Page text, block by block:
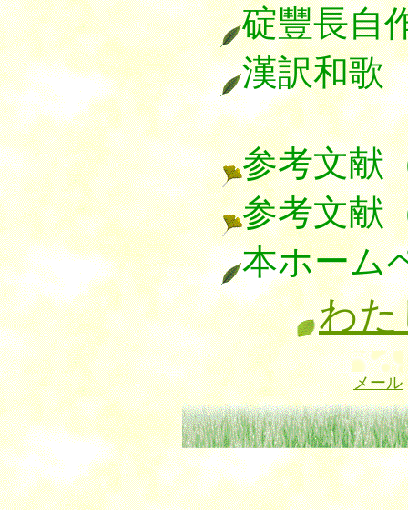
碇豐長自
漢訳和歌
参考文献
参考文献
本ホーム
わ
メール